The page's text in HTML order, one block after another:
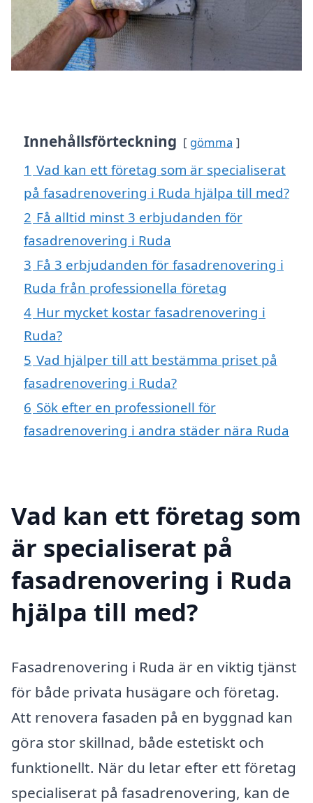
Innehållsförteckning gömma
1 Vad kan ett företag som är specialiserat
på fasadrenovering i Ruda hjälpa till med?
2 Få alltid minst 3 erbjudanden för
fasadrenovering i Ruda
3 Få 3 erbjudanden för fasadrenovering i
Ruda från professionella företag
4 Hur mycket kostar fasadrenovering i
Ruda?
5 Vad hjälper till att bestämma priset på
fasadrenovering i Ruda?
6 Sök efter en professionell för
fasadrenovering i andra städer nära Ruda
Vad kan ett företag som
är specialiserat på
fasadrenovering i Ruda
hjälpa till med?
Fasadrenovering i Ruda är en viktig tjänst
för både privata husägare och företag.
Att renovera fasaden på en byggnad kan
göra stor skillnad, både estetiskt och
funktionellt. När du letar efter ett företag
specialiserat på fasadrenovering, kan de